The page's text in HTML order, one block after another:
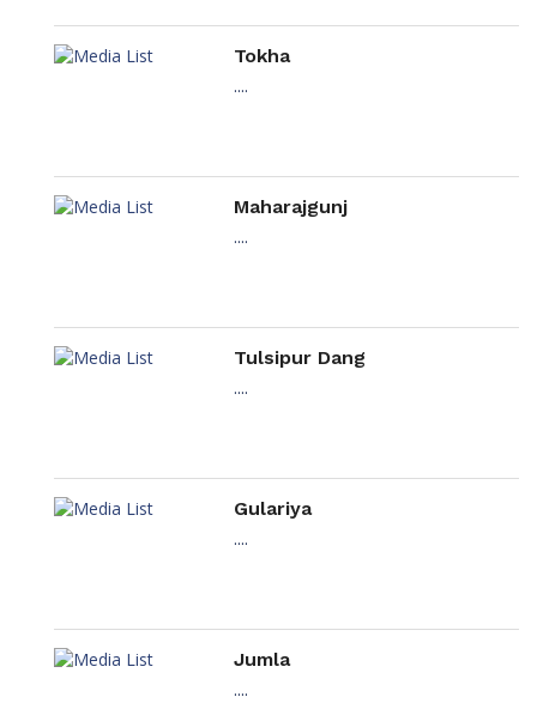
Tokha
....
Maharajgunj
....
Tulsipur Dang
....
Gulariya
....
Jumla
....